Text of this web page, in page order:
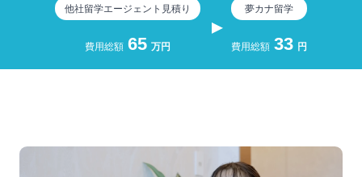
他社留学エージェント見積り
費用総額 65 万円
夢カナ留学
費用総額 33 円